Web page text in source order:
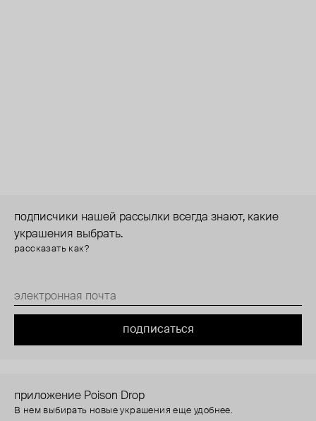
подписчики нашей рассылки всегда знают, какие
украшения выбрать.
рассказать как?
подписаться
приложение Poison Drop
В нем выбирать новые украшения еще удобнее.